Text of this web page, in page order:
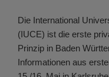
Die International
(IUCE) ist die erste
Prinzip in Baden
Informationen aus